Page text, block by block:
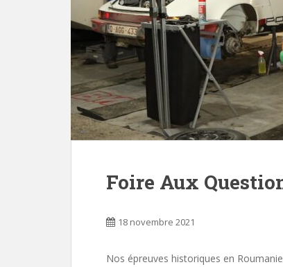
Foire Aux
18 novembre 2021
Nos épreuves historiques en